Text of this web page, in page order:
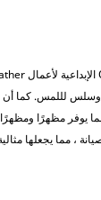
يوفر مظهرًا